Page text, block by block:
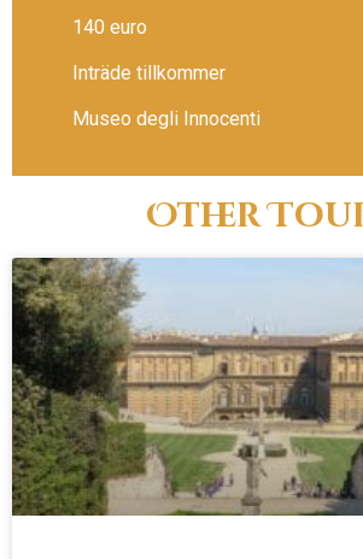
140 euro
Inträde tillkommer
Museo degli Innocenti
Other